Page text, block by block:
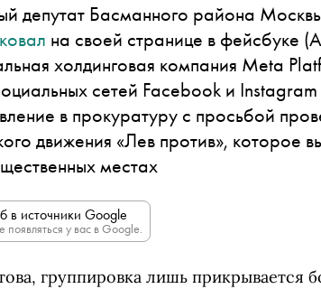
депутат Басманного района
на своей странице в фейсбуке
холдинговая компания Meta
сетей Facebook и
в прокуратуру с просьбой
движения «Лев против», которое
местах
в источники Google
у вас в Google.
группировка лишь прикрывается